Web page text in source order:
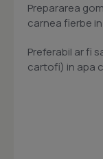
Prepararea
carnea fierbe
Preferabil ar fi
cartofi) in apa